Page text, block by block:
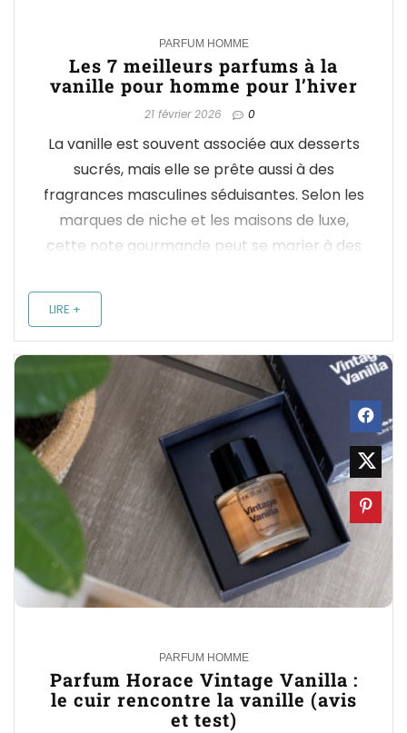
PARFUM HOMME
Les 7 meilleurs parfums à la
vanille pour homme pour l’hiver
21 février 2026 0
La vanille est souvent associée aux desserts
sucrés, mais elle se prête aussi à des
fragrances masculines séduisantes. Selon les
marques de niche et les maisons de luxe,
cette note gourmande peut se marier à des
des parfums élégants et affirmés. Voici sept
LIRE +
PARFUM HOMME
Parfum Horace Vintage Vanilla :
le cuir rencontre la vanille (avis
et test)